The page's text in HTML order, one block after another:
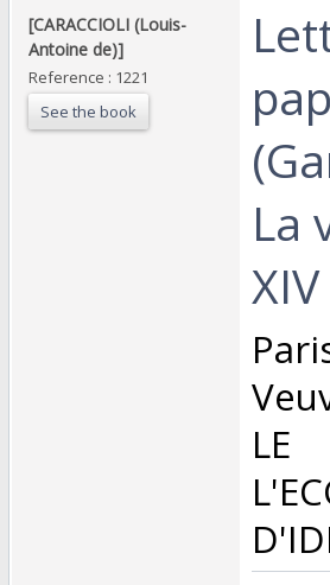
‎[CARACCIOLI (Louis-
Antoine de)]‎
Reference : 1221
See the book
La